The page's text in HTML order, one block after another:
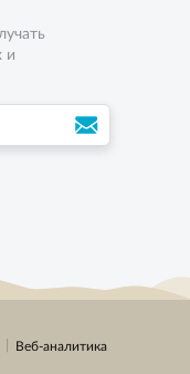
и
Веб-аналитика